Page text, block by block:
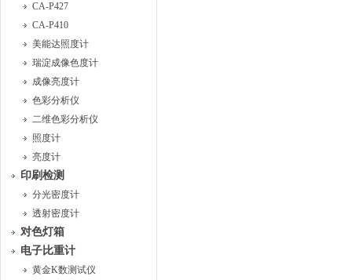
CA-P427
CA-P410
美能达照度计
瑞淀成像色度计
成像亮度计
色彩分析仪
二维色彩分析仪
照度计
亮度计
印刷检测
分光密度计
透射密度计
对色灯箱
电子比重计
黄金K数测试仪